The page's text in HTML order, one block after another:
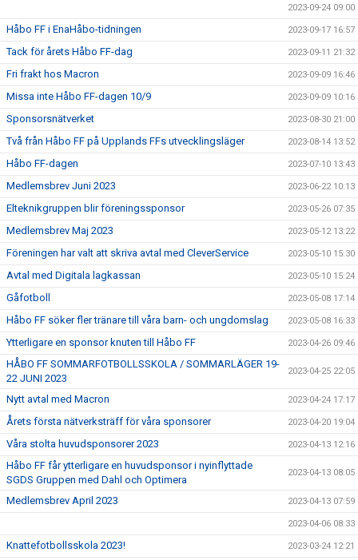
2023-09-24 09:00
Håbo FF i EnaHåbo-tidningen 2023-09-17 16:57
Tack för årets Håbo FF-dag 2023-09-11 21:32
Fri frakt hos Macron 2023-09-09 16:46
Missa inte Håbo FF-dagen 10/9 2023-09-09 10:16
Sponsorsnätverket 2023-08-30 21:00
Två från Håbo FF på Upplands FFs utvecklingsläger 2023-08-14 13:52
Håbo FF-dagen 2023-07-10 13:43
Medlemsbrev Juni 2023 2023-06-22 10:13
Elteknikgruppen blir föreningssponsor 2023-05-26 07:35
Medlemsbrev Maj 2023 2023-05-12 13:22
Föreningen har valt att skriva avtal med CleverService 2023-05-10 15:30
Avtal med Digitala lagkassan 2023-05-10 15:24
Gåfotboll 2023-05-08 17:14
Håbo FF söker fler tränare till våra barn- och ungdomslag 2023-05-08 16:33
Ytterligare en sponsor knuten till Håbo FF 2023-04-26 09:46
HÅBO FF SOMMARFOTBOLLSSKOLA / SOMMARLÄGER 19-
22 JUNI 2023
2023-04-25 22:05
Nytt avtal med Macron 2023-04-24 17:17
Årets första nätverksträff för våra sponsorer 2023-04-20 19:04
Våra stolta huvudsponsorer 2023 2023-04-13 12:16
Håbo FF får ytterligare en huvudsponsor i nyinflyttade
SGDS Gruppen med Dahl och Optimera
2023-04-13 08:05
Medlemsbrev April 2023 2023-04-13 07:59
2023-04-06 08:33
Knattefotbollsskola 2023! 2023-03-24 12:21